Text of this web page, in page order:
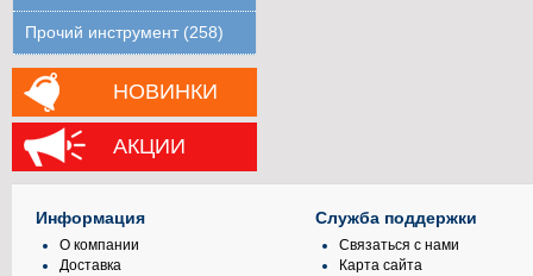
Прочий инструмент (258)
НОВИНКИ
АКЦИИ
Информация
О компании
Доставка
Служба поддержки
Связаться с нами
Карта сайта